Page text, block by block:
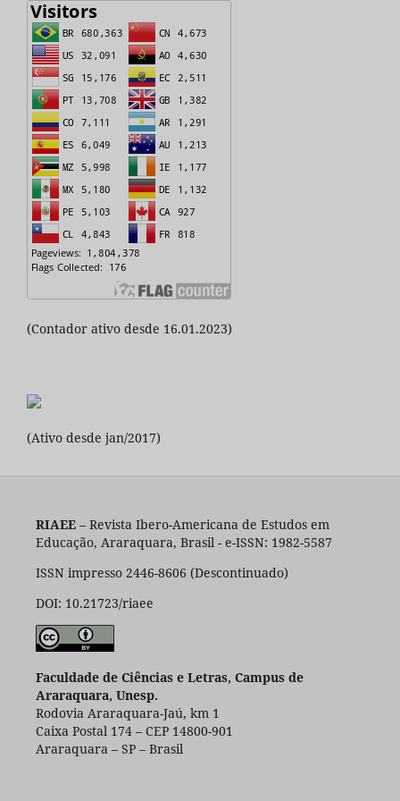
(Contador ativo desde 16.01.2023)
(Ativo desde jan/2017)
RIAEE– Revista Ibero-Americana de Estudos em
Educação, Araraquara, Brasil - e-ISSN: 1982-5587
ISSN impresso 2446-8606 (Descontinuado)
DOI: 10.21723/riaee
Faculdade de Ciências e Letras, Campus de
Araraquara, Unesp.
Rodovia Araraquara-Jaú, km 1
Caixa Postal 174 – CEP 14800-901
Araraquara – SP – Brasil